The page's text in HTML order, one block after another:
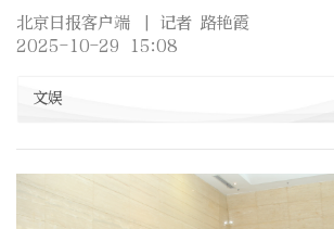
北京日报客户端
| 记者 路艳霞
2025-10-29 15:08
文娱